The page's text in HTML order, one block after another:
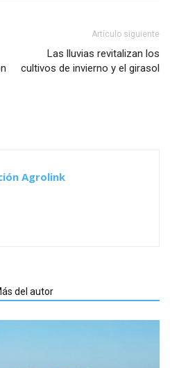
Artículo siguiente
Las lluvias revitalizan los
cultivos de invierno y el girasol
Agrolink
del autor